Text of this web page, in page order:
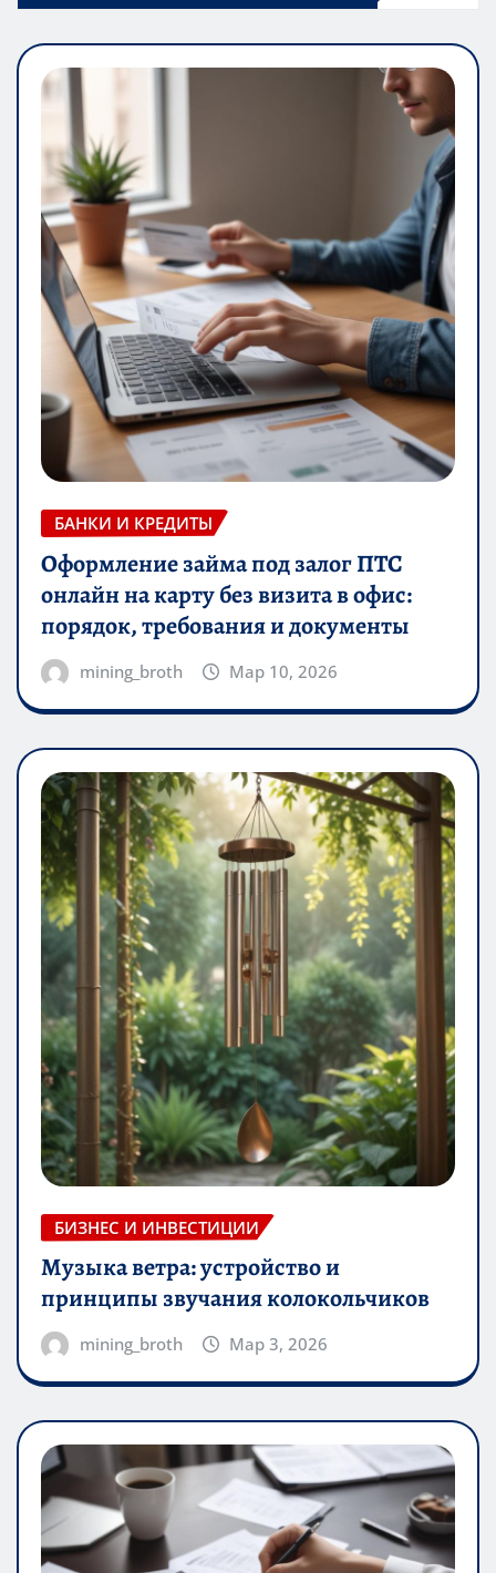
БАНКИ И КРЕДИТЫ
Оформление займа под залог ПТС
онлайн на карту без визита в офис:
порядок, требования и документы
mining_broth Мар 10, 2026
БИЗНЕС И ИНВЕСТИЦИИ
Музыка ветра: устройство и
принципы звучания колокольчиков
mining_broth Мар 3, 2026